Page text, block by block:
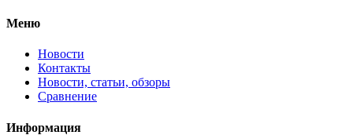
Меню
Новости
Контакты
Новости, статьи, обзоры
Сравнение
Информация